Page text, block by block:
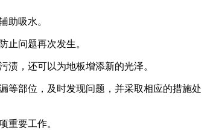
助吸水。
止问题再次发生。
，还可以为地板增添新的光泽。
等部位，及时发现问题，并采取相应的措施处
重要工作。